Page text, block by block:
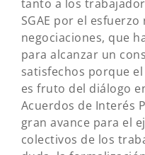
tanto a los
SGAE por el
negociaciones, que
para alcanzar un
satisfechos porque
es fruto del diálogo
Acuerdos de Interés
gran avance para el
colectivos de los